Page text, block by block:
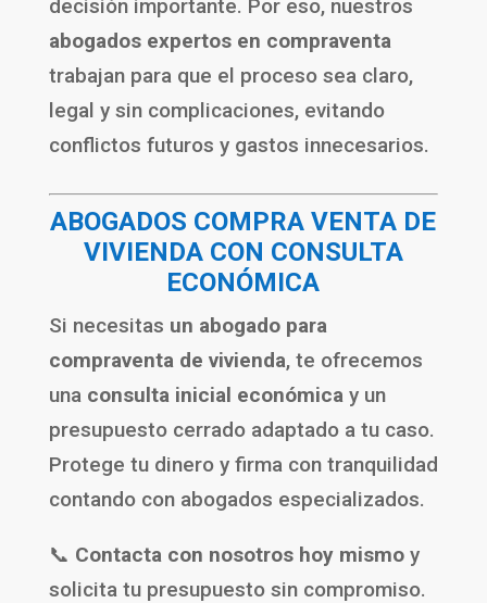
decisión importante. Por eso, nuestros
abogados expertos en compraventa
trabajan para que el proceso sea claro,
legal y sin complicaciones, evitando
conflictos futuros y gastos innecesarios.
ABOGADOS COMPRA VENTA DE
VIVIENDA CON CONSULTA
ECONÓMICA
Si necesitas un abogado para
compraventa de vivienda, te ofrecemos
una consulta inicial económica y un
presupuesto cerrado adaptado a tu caso.
Protege tu dinero y firma con tranquilidad
contando con abogados especializados.
📞 Contacta con nosotros hoy mismoy
solicita tu presupuesto sin compromiso.